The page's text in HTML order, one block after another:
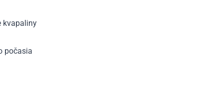
kvapaliny
počasia